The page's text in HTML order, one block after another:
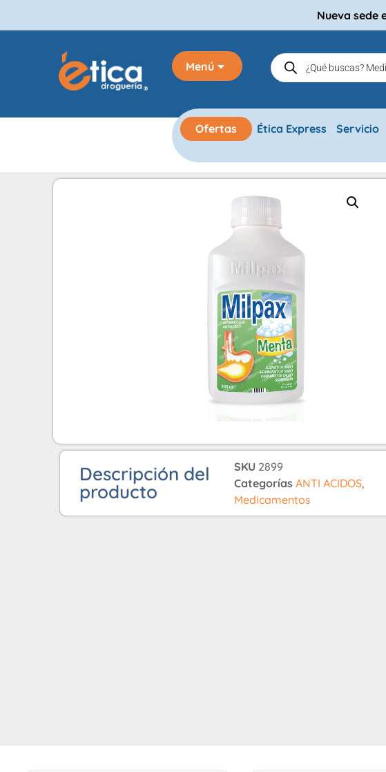
Nueva sede
Menú
Ofertas Ética Express Servicio
Descripción del
producto
SKU 2899
Categorías ANTI ACIDOS,
Medicamentos